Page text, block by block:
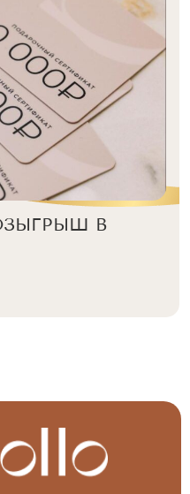
В